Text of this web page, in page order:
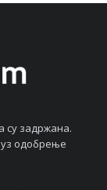
су задржана.
одобрeњe